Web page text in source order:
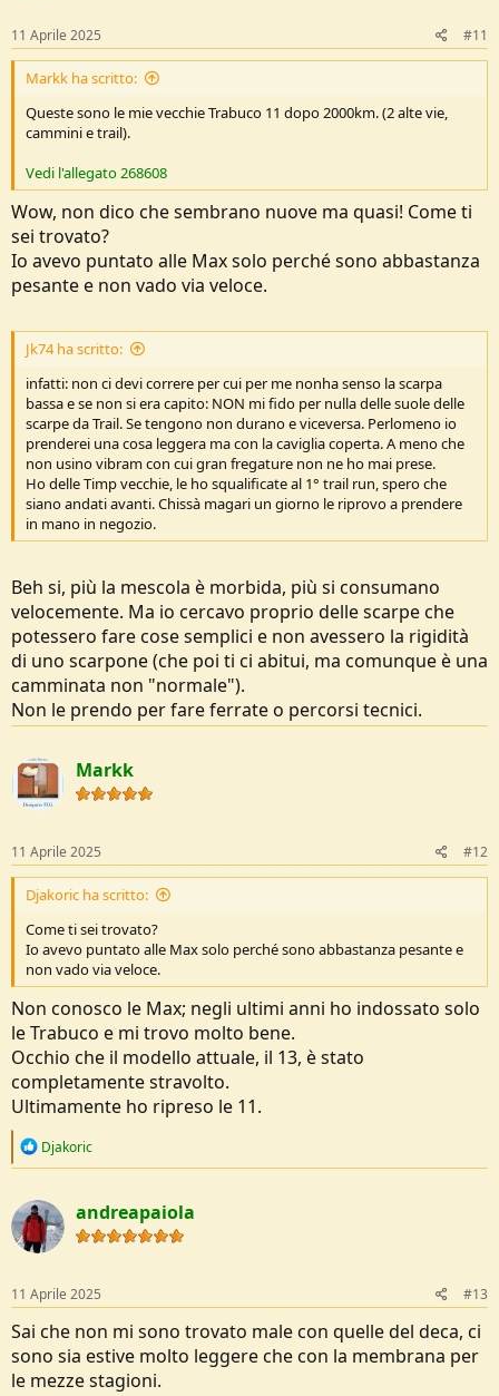
11 Aprile 2025 #11
Markk ha scritto:
Queste sono le mie vecchie Trabuco 11 dopo 2000km. (2 alte vie,
cammini e trail).
Vedi l'allegato 268608
Wow, non dico che sembrano nuove ma quasi! Come ti
sei trovato?
Io avevo puntato alle Max solo perché sono abbastanza
pesante e non vado via veloce.
Jk74 ha scritto:
infatti: non ci devi correre per cui per me nonha senso la scarpa
bassa e se non si era capito: NON mi fido per nulla delle suole delle
scarpe da Trail. Se tengono non durano e viceversa. Perlomeno io
prenderei una cosa leggera ma con la caviglia coperta. A meno che
non usino vibram con cui gran fregature non ne ho mai prese.
Ho delle Timp vecchie, le ho squalificate al 1° trail run, spero che
siano andati avanti. Chissà magari un giorno le riprovo a prendere
in mano in negozio.
Beh si, più la mescola è morbida, più si consumano
velocemente. Ma io cercavo proprio delle scarpe che
potessero fare cose semplici e non avessero la rigidità
di uno scarpone (che poi ti ci abitui, ma comunque è una
camminata non "normale").
Non le prendo per fare ferrate o percorsi tecnici.
Markk
11 Aprile 2025 #12
Djakoric ha scritto:
Come ti sei trovato?
Io avevo puntato alle Max solo perché sono abbastanza pesante e
non vado via veloce.
Non conosco le Max; negli ultimi anni ho indossato solo
le Trabuco e mi trovo molto bene.
Occhio che il modello attuale, il 13, è stato
completamente stravolto.
Ultimamente ho ripreso le 11.
R
c
t
i
o
s
:
Djakoric
andreapaiola
11 Aprile 2025 #13
Sai che non mi sono trovato male con quelle del deca, ci
sono sia estive molto leggere che con la membrana per
le mezze stagioni.